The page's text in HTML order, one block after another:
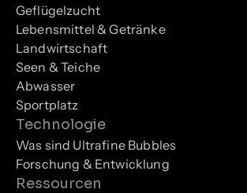
Geflügelzucht
Lebensmittel & Getränke
Landwirtschaft
Seen & Teiche
Abwasser
Sportplatz
Technologie
Was sind Ultrafine Bubbles
Forschung & Entwicklung
Ressourcen